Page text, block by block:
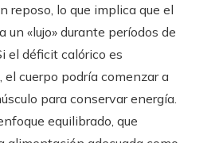
reposo, lo que implica que el
un «lujo» durante períodos de
el déficit calórico es
el cuerpo podría comenzar a
para conservar energía.
equilibrado, que